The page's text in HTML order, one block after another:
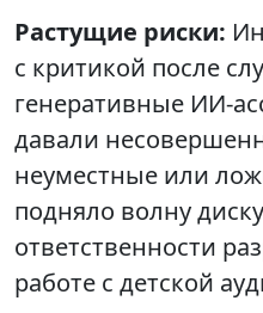
Растущие риски:
с критикой после
генеративные ИИ-
давали
неуместные или
подняло волну
ответственности
работе с детской